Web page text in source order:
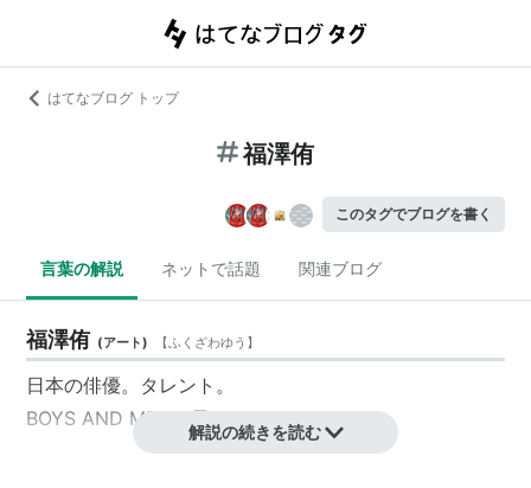
はてなブログ トップ
福澤侑
このタグでブログを書く
言葉の解説 ネットで話題 関連ブログ
福澤侑 (アート) 【ふくざわゆう 】
日本の俳優。タレント。
BOYS AND MENの元メンバー。
解説の続きを読む